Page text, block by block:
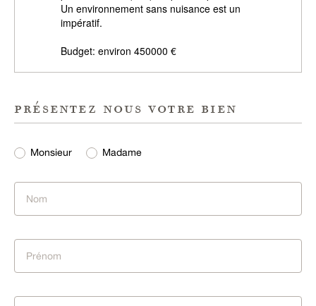
Un environnement sans nuisance est un
impératif.
Budget: environ 450000 €
présentez nous votre bien
Monsieur Madame